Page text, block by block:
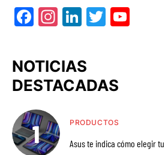
Facebook
Instagram
LinkedIn
Twitter
NOTICIAS
DESTACADAS
PRODUCTOS
Asus te indica cómo elegir